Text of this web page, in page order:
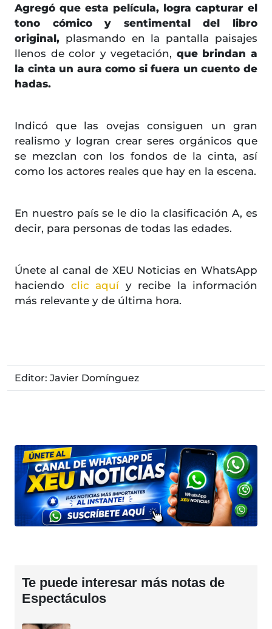
Agregó que esta película, logra capturar el
tono cómico y sentimental del libro
original, plasmando en la pantalla paisajes
llenos de color y vegetación, que brindan a
la cinta un aura como si fuera un cuento de
hadas.
Indicó que las ovejas consiguen un gran
realismo y logran crear seres orgánicos que
se mezclan con los fondos de la cinta, así
como los actores reales que hay en la escena.
En nuestro país se le dio la clasificación A, es
decir, para personas de todas las edades.
Únete al canal de XEU Noticias en WhatsApp
haciendo clic aquí y recibe la información
más relevante y de última hora.
Editor: Javier Domínguez
Te puede interesar más notas de
Espectáculos